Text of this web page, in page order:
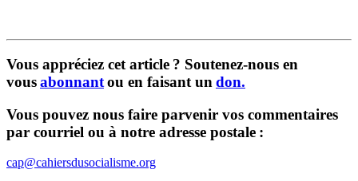
Vous appréciez cet article ? Soutenez-nous en
vousabonnantou en faisant un don.
Vous pouvez nous faire parvenir vos commentaires
par courriel ou à notre adresse postale :
cap@cahiersdusocialisme.org